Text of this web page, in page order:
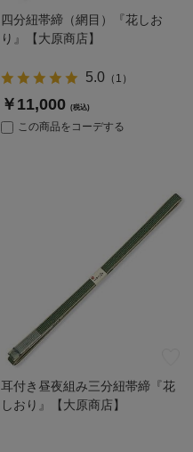
四分紐帯締（網目）『花しお
り』【大原商店】
5.0（ 1 ）
￥11,000 (税込)
この商品をコーデする
耳付き昼夜組み三分紐帯締『花
しおり』【大原商店】